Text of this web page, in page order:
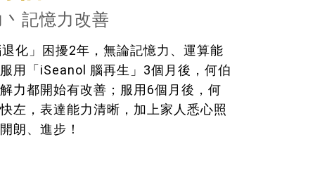
記憶力改善
化」困擾2年，無論記憶力、運算能
用「iSeanol 腦再生」3個月後，何伯
力都開始有改善；服用6個月後，何
左，表達能力清晰，加上家人悉心照
朗、進步！